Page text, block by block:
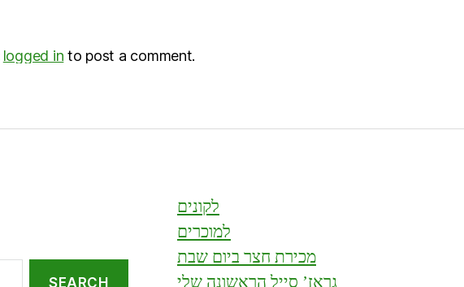
logged in to post a comment.
לקונים
למוכרים
מכירת חצר ביום שבת
גראז’ סייל הראשונה שלי